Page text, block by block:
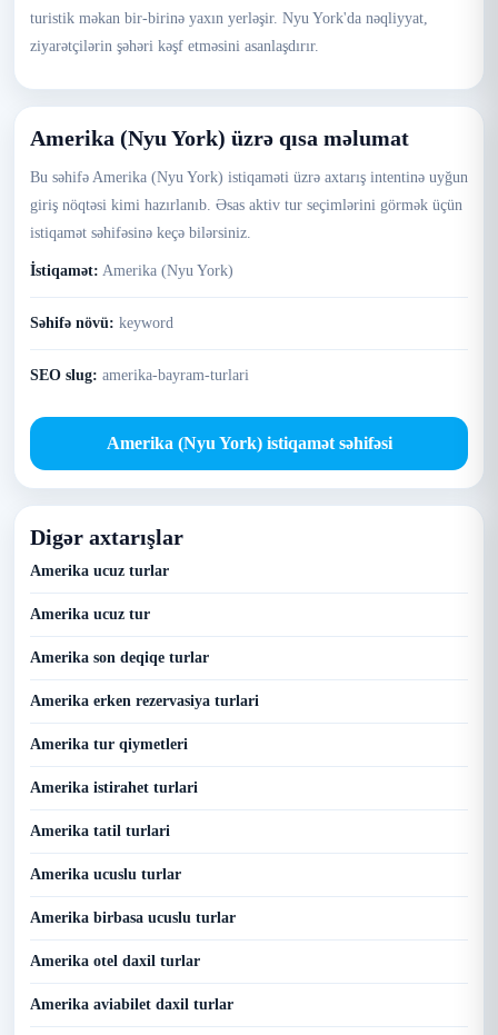
turistik məkan bir-birinə yaxın yerləşir. Nyu York'da nəqliyyat,
ziyarətçilərin şəhəri kəşf etməsini asanlaşdırır.
Amerika (Nyu York) üzrə qısa məlumat
Bu səhifə Amerika (Nyu York) istiqaməti üzrə axtarış intentinə uyğun
giriş nöqtəsi kimi hazırlanıb. Əsas aktiv tur seçimlərini görmək üçün
istiqamət səhifəsinə keçə bilərsiniz.
İstiqamət: Amerika (Nyu York)
Səhifə növü: keyword
SEO slug: amerika-bayram-turlari
Amerika (Nyu York) istiqamət səhifəsi
Digər axtarışlar
Amerika ucuz turlar
Amerika ucuz tur
Amerika son deqiqe turlar
Amerika erken rezervasiya turlari
Amerika tur qiymetleri
Amerika istirahet turlari
Amerika tatil turlari
Amerika ucuslu turlar
Amerika birbasa ucuslu turlar
Amerika otel daxil turlar
Amerika aviabilet daxil turlar